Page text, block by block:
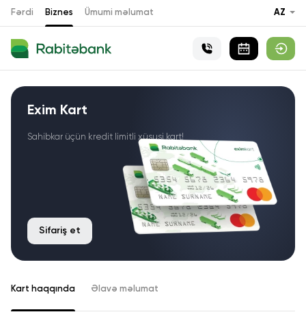
Fərdi Biznes Ümumi məlumat AZ
Exim Kart
Sahibkar üçün kredit limitli xüsusi kart!
Sifariş et
Kart haqqında Əlavə məlumat